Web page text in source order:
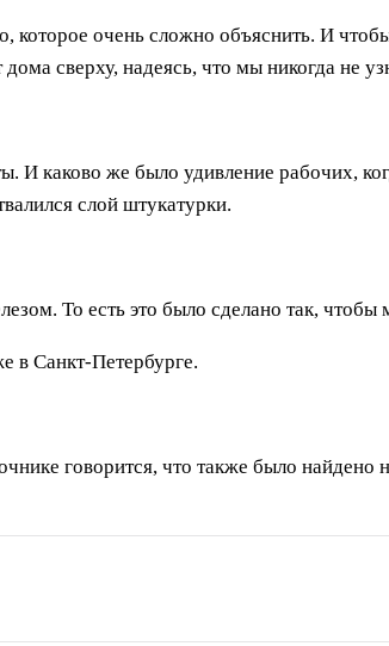
которое очень сложно объяснить. И
сверху, надеясь, что мы никогда не
И каково же было удивление рабочих,
слой штукатурки.
То есть это было сделано так, чтобы
в Санкт-Петербурге.
говорится, что также было найдено